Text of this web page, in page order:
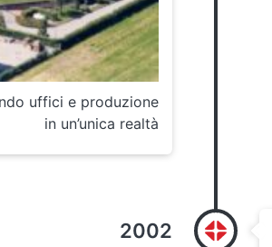
uffici e produzione
in un’unica realtà
2002